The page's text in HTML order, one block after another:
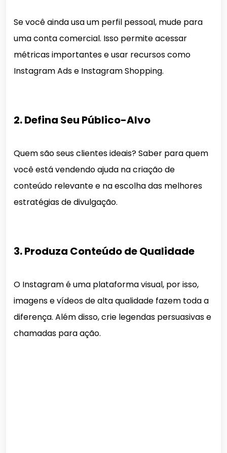
Se você ainda usa um perfil pessoal, mude para
uma conta comercial. Isso permite acessar
métricas importantes e usar recursos como
Instagram Ads e Instagram Shopping.
2. Defina Seu Público-Alvo
Quem são seus clientes ideais? Saber para quem
você está vendendo ajuda na criação de
conteúdo relevante e na escolha das melhores
estratégias de divulgação.
3. Produza Conteúdo de Qualidade
O Instagram é uma plataforma visual, por isso,
imagens e vídeos de alta qualidade fazem toda a
diferença. Além disso, crie legendas persuasivas e
chamadas para ação.